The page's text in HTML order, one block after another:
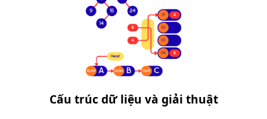
Cấu trúc dữ liệu và giải thuật